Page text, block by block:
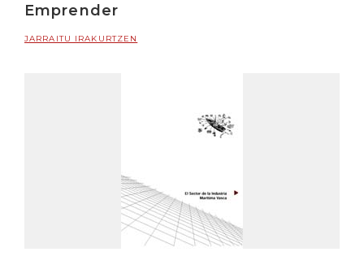
Emprender
JARRAITU IRAKURTZEN